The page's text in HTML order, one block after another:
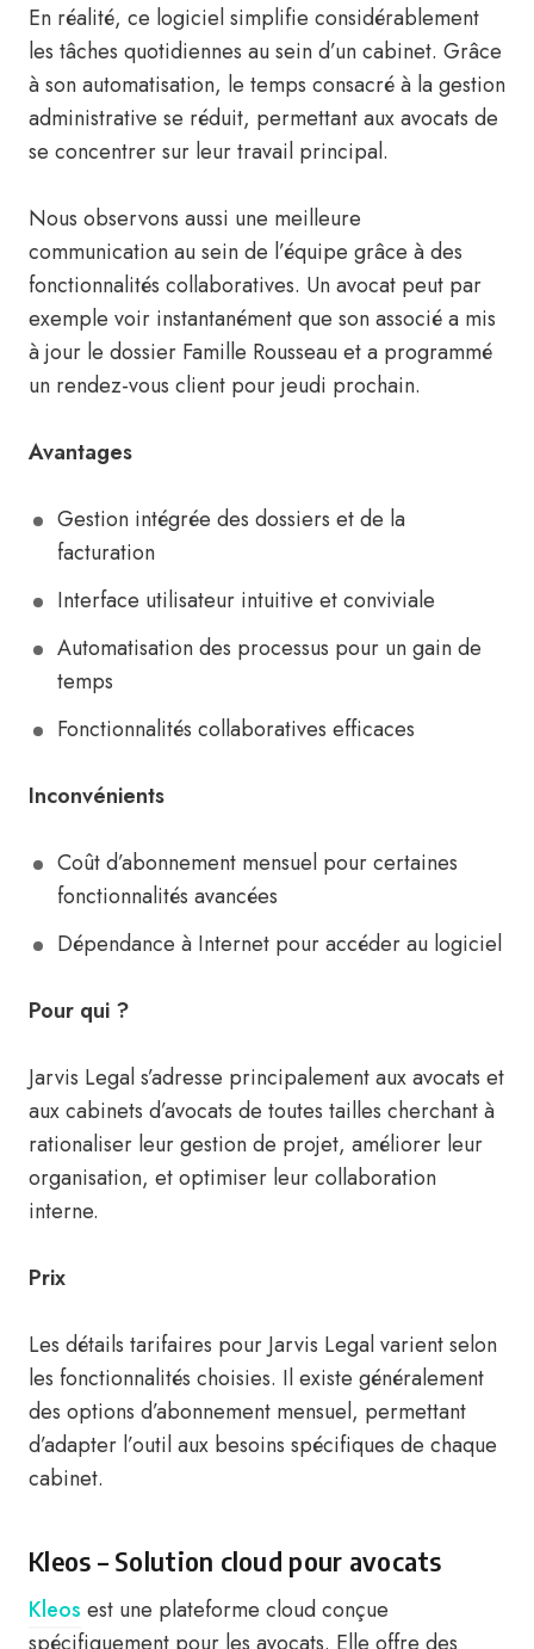
En réalité, ce logiciel simplifie considérablement
les tâches quotidiennes au sein d’un cabinet. Grâce
à son automatisation, le temps consacré à la gestion
administrative se réduit, permettant aux avocats de
se concentrer sur leur travail principal.
Nous observons aussi une meilleure
communication au sein de l’équipe grâce à des
fonctionnalités collaboratives. Un avocat peut par
exemple voir instantanément que son associé a mis
à jour le dossier Famille Rousseau et a programmé
un rendez-vous client pour jeudi prochain.
Avantages
Gestion intégrée des dossiers et de la
facturation
Interface utilisateur intuitive et conviviale
Automatisation des processus pour un gain de
temps
Fonctionnalités collaboratives efficaces
Inconvénients
Coût d’abonnement mensuel pour certaines
fonctionnalités avancées
Dépendance à Internet pour accéder au logiciel
Pour qui ?
Jarvis Legal s’adresse principalement aux avocats et
aux cabinets d’avocats de toutes tailles cherchant à
rationaliser leur gestion de projet, améliorer leur
organisation, et optimiser leur collaboration
interne.
Prix
Les détails tarifaires pour Jarvis Legal varient selon
les fonctionnalités choisies. Il existe généralement
des options d’abonnement mensuel, permettant
d’adapter l’outil aux besoins spécifiques de chaque
cabinet.
Kleos – Solution cloud pour avocats
Kleos est une plateforme cloud conçue
spécifiquement pour les avocats. Elle offre des